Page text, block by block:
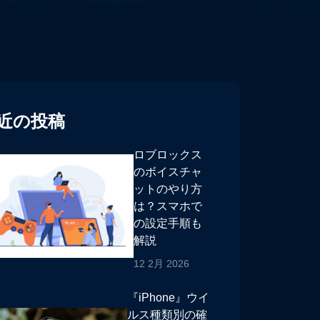
の投稿
ロブロックス
のボイスチャ
ットのやり方
は？スマホで
の設定手順も
解説
12 2月 2026
『iPhone』ウイ
ルス種類別の確